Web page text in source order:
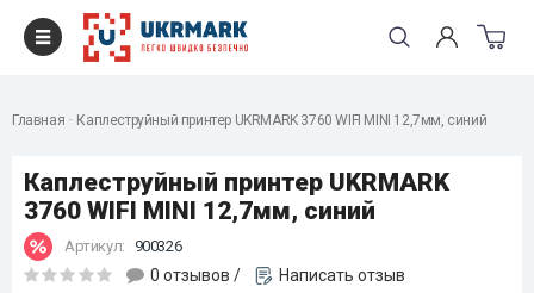
Главная Каплеструйный принтер UKRMARK 3760 WIFI MINI 12,7мм, синий
Каплеструйный принтер UKRMARK
3760 WIFI MINI 12,7мм, синий
Артикул: 900326
0 отзывов / Написать отзыв